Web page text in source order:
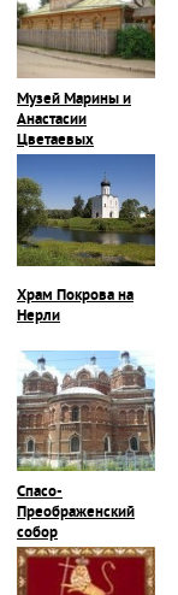
Музей Марины и
Анастасии
Цветаевых
Храм Покрова на
Нерли
Спасо-
Преображенский
собор